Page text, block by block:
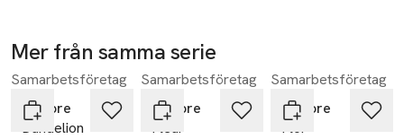
Mer från samma serie
Hoppa över bildspelet
Samarbetsföretag
In Flore
Dandelion
Samarbetsföretag
In Flore
Fleur
Samarbetsföretag
In Flore
Flor